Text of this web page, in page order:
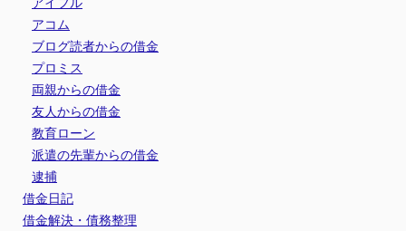
アコム
ブログ読者からの借金
プロミス
両親からの借金
友人からの借金
教育ローン
派遣の先輩からの借金
逮捕
借金日記
借金解決・債務整理